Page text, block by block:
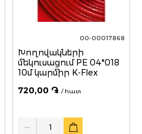
00-00017868
Խողովակների
մեկուսացում PE 04*018
10մ կարմիր K-Flex
720,00 ֏ / հատ